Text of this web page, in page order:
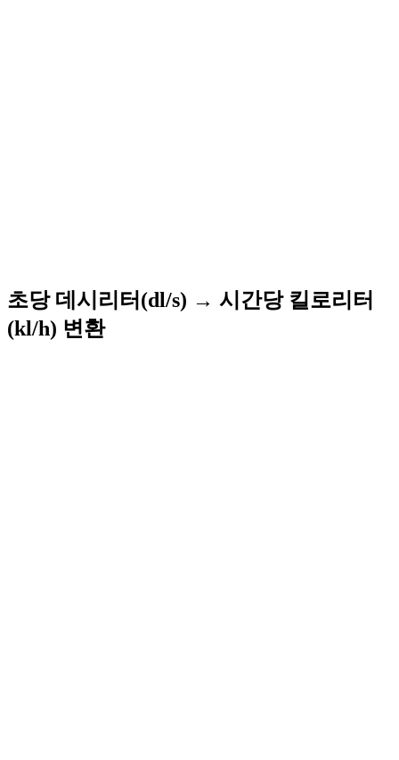
초당 데시리터(dl/s) → 시간당 킬로리터
(kl/h) 변환